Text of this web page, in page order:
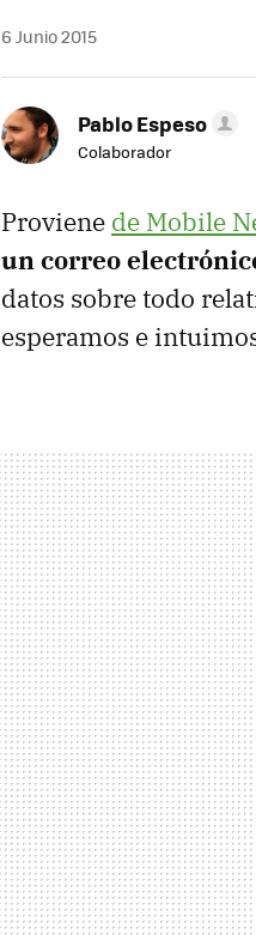
6 Junio 2015
Pablo Espeso
Colaborador
Proviene de Mobile
un correo
datos sobre todo
esperamos e